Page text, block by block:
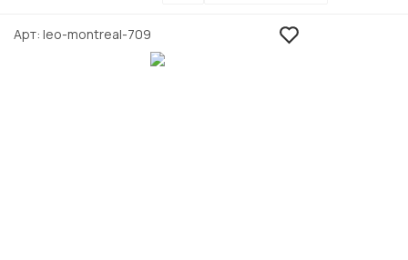
Арт leo-montreal-709